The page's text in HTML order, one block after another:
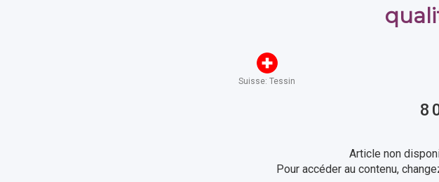
Suisse: Tessin
8
Article non
Pour accéder au contenu,